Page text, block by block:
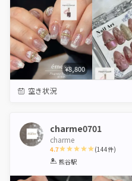
¥8,800
空き状況
charme0701
charme
4.7
1 2 3
(144件)
熊谷駅